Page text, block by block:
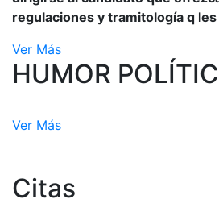
regulaciones y tramitología q
Ver Más
HUMOR
Ver Más
Citas